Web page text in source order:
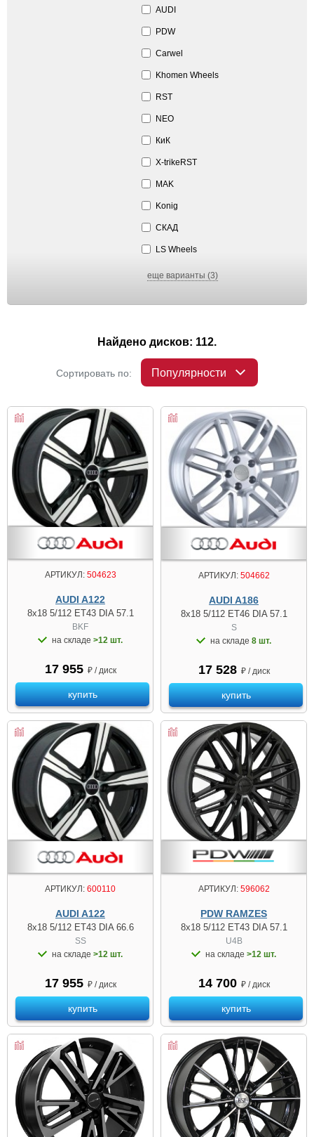
AUDI
PDW
Carwel
Khomen Wheels
RST
NEO
КиК
X-trikeRST
MAK
Konig
СКАД
LS Wheels
еще варианты (3)
Найдено дисков: 112.
Сортировать по: Популярности
АРТИКУЛ:504623
AUDI A122
8x18 5/112 ET43 DIA 57.1
BKF
на складе >12 шт.
17 955 ₽ / диск
купить
АРТИКУЛ:504662
AUDI A186
8x18 5/112 ET46 DIA 57.1
S
на складе 8 шт.
17 528 ₽ / диск
купить
АРТИКУЛ: 600110
AUDI A122
8x18 5/112 ET43 DIA 66.6
SS
на складе >12 шт.
17 955 ₽ / диск
купить
АРТИКУЛ:596062
PDW RAMZES
8x18 5/112 ET43 DIA 57.1
U4B
на складе >12 шт.
14 700 ₽ / диск
купить